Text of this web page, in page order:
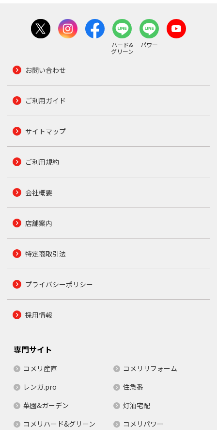
ハード&
グリーン
パワー
お問い合わせ
ご利用ガイド
サイトマップ
ご利用規約
会社概要
店舗案内
特定商取引法
プライバシーポリシー
採用情報
専門サイト
コメリ産直
コメリリフォーム
レンガ.pro
住急番
菜園&ガーデン
灯油宅配
コメリハード&グリーン
コメリパワー